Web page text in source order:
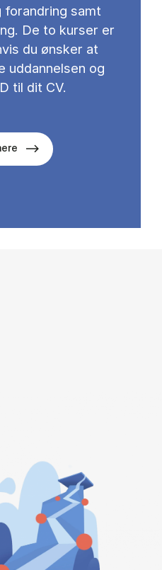
forandring samt
De to kurser er
du ønsker at
uddannelsen og
til dit CV.